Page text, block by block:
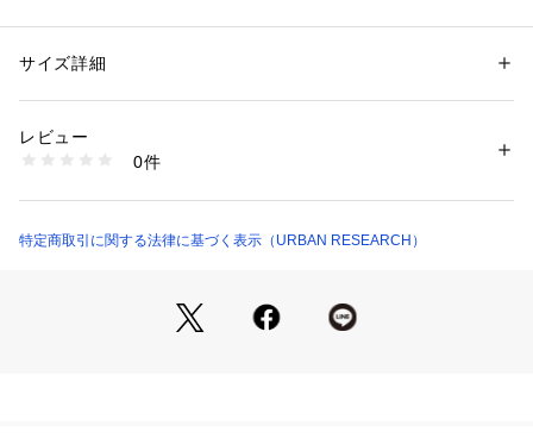
・ノータック
が特徴。
ウォッシャブル対応でご自宅での洗濯が可能。
性別：メンズ
素材：表地 : ポリエステル95% ポリウレタン5%膝裏 : ポリエステル10
生産国：中国
商品番号：1650000123175 （モール）
サイズ詳細
レビュー
0件
特定商取引に関する法律に基づく表示（URBAN RESEARCH）